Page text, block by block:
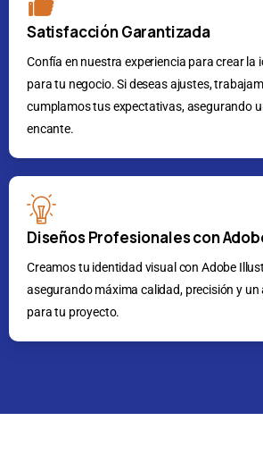
Satisfacción Garantizada
Confía en nuestra experiencia para crear la
para tu negocio. Si deseas ajustes,
cumplamos tus expectativas, asegurando
encante.
Diseños Profesionales con
Creamos tu identidad visual con Adobe
asegurando máxima calidad, precisión y
para tu proyecto.